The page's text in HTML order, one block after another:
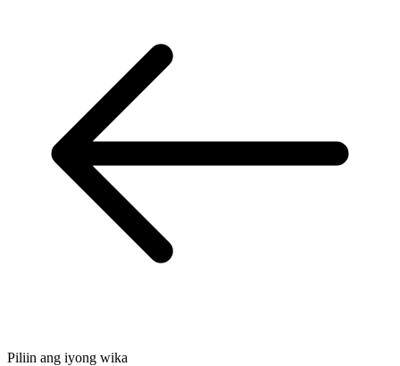
Piliin ang iyong wika